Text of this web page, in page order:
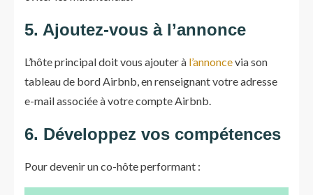
5. Ajoutez-vous à l’annonce
L’hôte principal doit vous ajouter à l’annoncevia son
tableau de bord Airbnb, en renseignant votre adresse
e-mail associée à votre compte Airbnb.
6. Développez vos compétences
Pour devenir un co-hôte performant :